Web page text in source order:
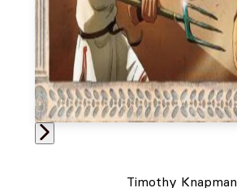
Timothy Knapman